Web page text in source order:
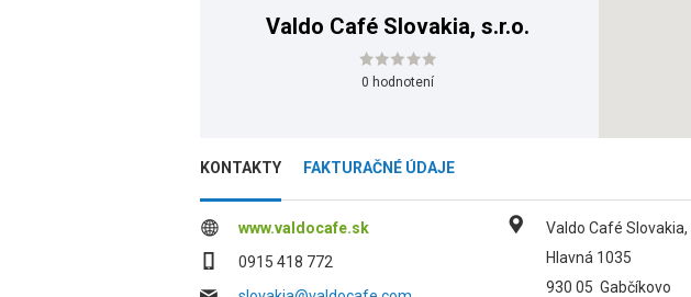
Valdo Café Slovakia, s.r.o.
0 hodnotení
KONTAKTY FAKTURAČNÉ ÚDAJE
www.valdocafe.sk
0915 418 772
Valdo Café Slovakia,
Hlavná 1035
930 05 Gabčíkovo